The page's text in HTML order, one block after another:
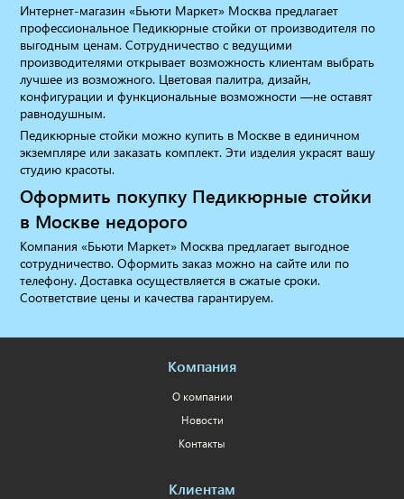
Интернет-магазин «Бьюти Маркет» Москва предлагает
профессиональное Педикюрные стойки от производителя по
выгодным ценам. Сотрудничество с ведущими
производителями открывает возможность клиентам выбрать
лучшее из возможного. Цветовая палитра, дизайн,
конфигурации и функциональные возможности —не оставят
равнодушным.
Педикюрные стойки можно купить в Москве в единичном
экземпляре или заказать комплект. Эти изделия украсят вашу
студию красоты.
Оформить покупку Педикюрные стойки
в Москве недорого
Компания «Бьюти Маркет» Москва предлагает выгодное
сотрудничество. Оформить заказ можно на сайте или по
телефону. Доставка осуществляется в сжатые сроки.
Соответствие цены и качества гарантируем.
Компания
О компании
Новости
Контакты
Клиентам